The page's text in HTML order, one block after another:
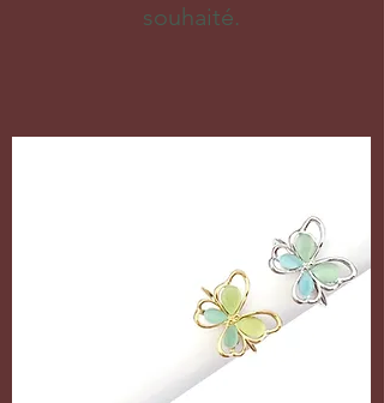
souhaité.